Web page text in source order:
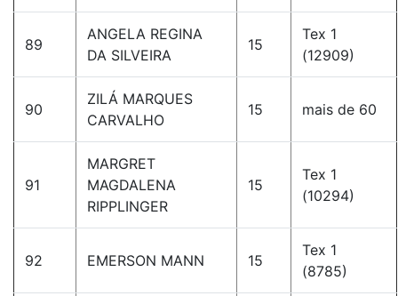
89
ANGELA REGINA
DA SILVEIRA
15
Tex 1
(12909)
90
ZILÁ MARQUES
CARVALHO
15 mais de 60
91
MARGRET
MAGDALENA
RIPPLINGER
15
Tex 1
(10294)
92 EMERSON MANN 15
Tex 1
(8785)